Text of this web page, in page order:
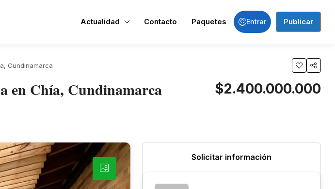
Actualidad Contacto Paquetes Entrar Publicar
Cundinamarca
en Chía, Cundinamarca $2.400.000.000
Solicitar información